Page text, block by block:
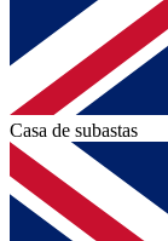
Casa de subastas